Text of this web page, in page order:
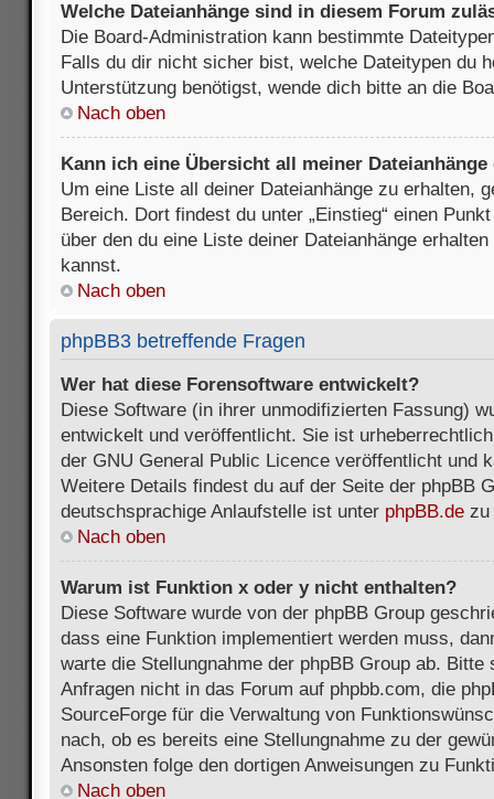
Welche Dateianhänge sind in diesem Forum
Die Board-Administration kann bestimmte
Falls du dir nicht sicher bist, welche Dateitypen du
Unterstützung benötigst, wende dich bitte an die
Nach oben
Kann ich eine Übersicht all meiner Dateianhänge
Um eine Liste all deiner Dateianhänge zu erhalten,
Bereich. Dort findest du unter „Einstieg“ einen
über den du eine Liste deiner Dateianhänge
kannst.
Nach oben
phpBB3 betreffende Fragen
Wer hat diese Forensoftware entwickelt?
Diese Software (in ihrer unmodifizierten Fassung)
entwickelt und veröffentlicht. Sie ist
der GNU General Public Licence veröffentlicht und
Weitere Details findest du auf der Seite der phpBB
deutschsprachige Anlaufstelle ist unter phpBB.de zu
Nach oben
Warum ist Funktion x oder y nicht enthalten?
Diese Software wurde von der phpBB Group
dass eine Funktion implementiert werden muss,
warte die Stellungnahme der phpBB Group ab. Bitte
Anfragen nicht in das Forum auf phpbb.com, die
SourceForge für die Verwaltung von
nach, ob es bereits eine Stellungnahme zu der
Ansonsten folge den dortigen Anweisungen zu
Nach oben